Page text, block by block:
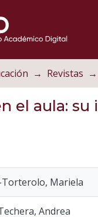
Revistas
el aula:
Mariela
Andrea